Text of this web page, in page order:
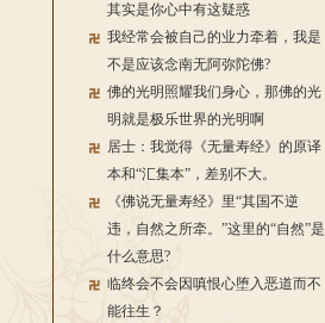
其实是你心中有这疑惑
我经常会被自己的业力牵着，我是
不是应该念南无阿弥陀佛?
佛的光明照耀我们身心，那佛的光
明就是极乐世界的光明啊
居士：我觉得《无量寿经》的原译
本和“汇集本”，差别不大。
《佛说无量寿经》里“其国不逆
违，自然之所牵。”这里的“自然”是
什么意思?
临终会不会因嗔恨心堕入恶道而不
能往生？